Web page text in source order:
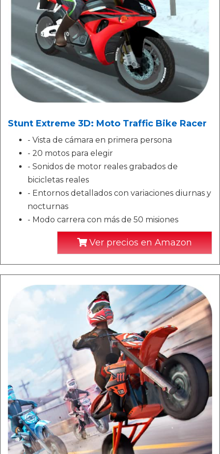
Stunt Extreme 3D: Moto Traffic Bike Racer
- Vista de cámara en primera persona
- 20 motos para elegir
- Sonidos de motor reales grabados de
bicicletas reales
- Entornos detallados con variaciones diurnas y
nocturnas
- Modo carrera con más de 50 misiones
Ver precios en Amazon